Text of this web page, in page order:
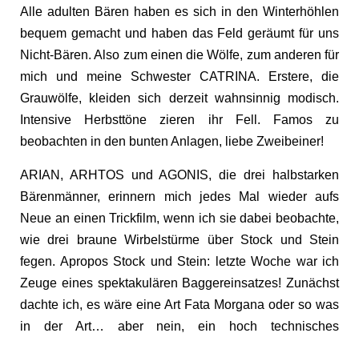
Alle adulten Bären haben es sich in den Winterhöhlen
bequem gemacht und haben das Feld geräumt für uns
Nicht-Bären. Also zum einen die Wölfe, zum anderen für
mich und meine Schwester CATRINA. Erstere, die
Grauwölfe, kleiden sich derzeit wahnsinnig modisch.
Intensive Herbsttöne zieren ihr Fell. Famos zu
beobachten in den bunten Anlagen, liebe Zweibeiner!
ARIAN, ARHTOS und AGONIS, die drei halbstarken
Bärenmänner, erinnern mich jedes Mal wieder aufs
Neue an einen Trickfilm, wenn ich sie dabei beobachte,
wie drei braune Wirbelstürme über Stock und Stein
fegen. Apropos Stock und Stein: letzte Woche war ich
Zeuge eines spektakulären Baggereinsatzes! Zunächst
dachte ich, es wäre eine Art Fata Morgana oder so was
in der Art… aber nein, ein hoch technisches